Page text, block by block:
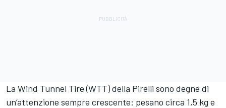
La Wind Tunnel Tire (WTT) della Pirelli sono degne di
un’attenzione sempre crescente: pesano circa 1,5 kg e